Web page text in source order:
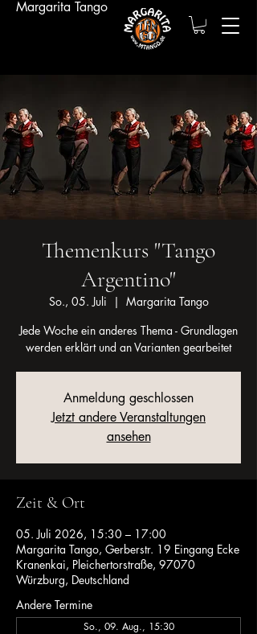
Margarita Tango
Themenkurs "Tango
Argentino"
So., 05. Juli
  |
Margarita Tango
Jede Woche ein anderes Thema - Grundlagen
werden erklärt und an Varianten gearbeitet
Anmeldung geschlossen
Jetzt andere Veranstaltungen
ansehen
Zeit & Ort
05. Juli 2026, 15:30 – 17:00
Margarita Tango, Gerberstr. 19 Eingang Ecke
Kranenkai, Pleichertorstraße, 97070
Würzburg, Deutschland
Andere Termine
So., 09. Aug., 15:30